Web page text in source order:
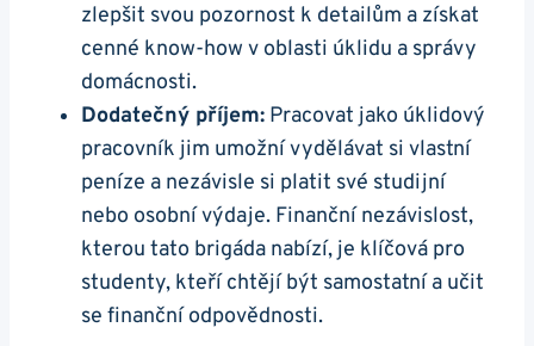
zlepšit svou pozornost k detailům a získat
cenné know-how v oblasti úklidu a správy
domácnosti.
Dodatečný příjem: Pracovat jako úklidový
pracovník jim umožní vydělávat si vlastní
peníze a nezávisle si platit své studijní
nebo osobní výdaje. Finanční nezávislost,
kterou tato brigáda nabízí, je klíčová pro
studenty, kteří chtějí být samostatní a učit
se finanční odpovědnosti.